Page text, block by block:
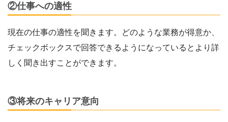
②仕事への適性
現在の仕事の適性を聞きます。どのような業務が得意か、
チェックボックスで回答できるようになっているとより詳
しく聞き出すことができます。
③将来のキャリア意向